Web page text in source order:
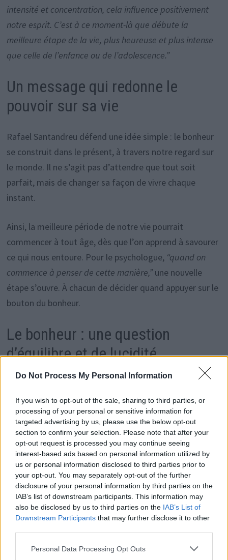
Do Not Process My Personal Information
If you wish to opt-out of the sale, sharing to third parties, or
processing of your personal or sensitive information for
targeted advertising by us, please use the below opt-out
section to confirm your selection. Please note that after your
opt-out request is processed you may continue seeing
interest-based ads based on personal information utilized by
us or personal information disclosed to third parties prior to
your opt-out. You may separately opt-out of the further
disclosure of your personal information by third parties on the
IAB’s list of downstream participants. This information may
also be disclosed by us to third parties on the IAB’s List of
Downstream Participants that may further disclose it to other
Personal Data Processing Opt Outs
intensité et concentration, cela influence positivement
notre esprit. C’est à ce moment-là que débute la
meilleure étape de la vie, plus heureuse et plus intense
que celle de l’enfance ou de l’adolescence.”
Un message qui redonne le
pouvoir sur sa vie
Rafael Santandreu défend une idée simple : le bonheur
se construit dans le présent, à travers notre regard sur
le monde. Il ne s’agit pas d’attendre que tout soit
parfait, mais de changer sa façon de vivre chaque
instant.
Ainsi, la meilleure période de notre vie pourrait
commencer à tout âge, dès que l’on apprend à savourer
ce qui nous entoure. Pour le psychologue, “quand on
commence à penser de cette manière,”une nouvelle
étape s’ouvre. À chacun de décider quand appuyer sur le
bouton du bonheur.
Le bonheur : une question
d’équilibre et de lucidité
La quête du bonheur est une recherche constante,
jusqu’à ce que l’on réalise qu’un simple état d’esprit
peut suffire. Le psychologue américain Martin Seligman,
fondateur de laPsychologie Positive, a développé la
théorie du PERMA, basée sur cinq éléments essentiels.
Selon cette approche, le bonheur naît d’un équilibre
entre lucidité et positivité. Il s’agit d’apprendre à se
concentrer sur les émotions positives, à s’impliquer
dans des activités qui apportent de la satisfaction, et à
entretenir des relations solides. Enfin, donner un sens à
sa vie et reconnaître ses réussites contribuent à